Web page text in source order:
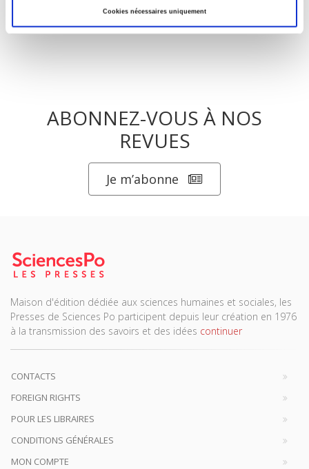
Cookies nécessaires uniquement
ABONNEZ-VOUS À NOS
REVUES
Je m’abonne
Maison d'édition dédiée aux sciences humaines et sociales, les
Presses de Sciences Po participent depuis leur création en 1976
à la transmission des savoirs et des idées continuer
CONTACTS
FOREIGN RIGHTS
POUR LES LIBRAIRES
CONDITIONS GÉNÉRALES
MON COMPTE